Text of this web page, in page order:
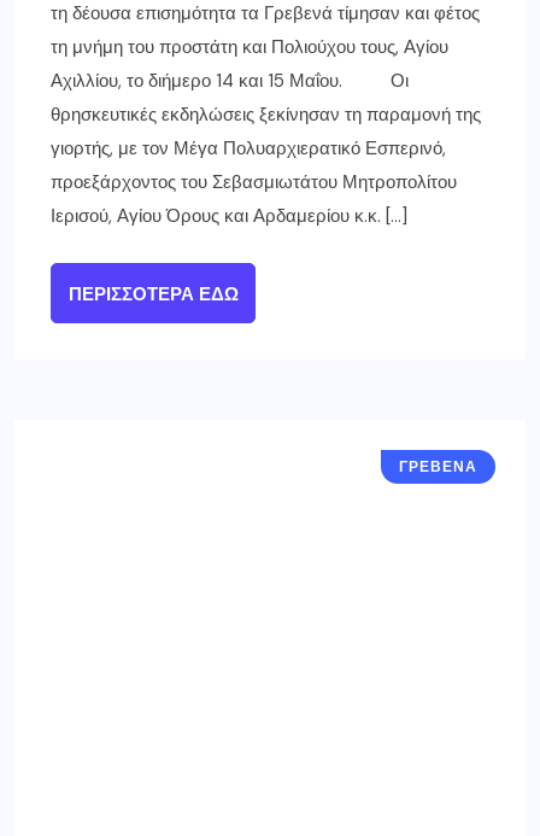
τη δέουσα επισημότητα τα Γρεβενά τίμησαν και φέτος
τη μνήμη του προστάτη και Πολιούχου τους, Αγίου
Αχιλλίου, το διήμερο 14 και 15 Μαΐου. Οι
θρησκευτικές εκδηλώσεις ξεκίνησαν τη παραμονή της
γιορτής, με τον Μέγα Πολυαρχιερατικό Εσπερινό,
προεξάρχοντος του Σεβασμιωτάτου Μητροπολίτου
Ιερισού, Αγίου Όρους και Αρδαμερίου κ.κ. […]
ΠΕΡΙΣΣΌΤΕΡΑ ΕΔΏ
ΓΡΕΒΕΝΑ